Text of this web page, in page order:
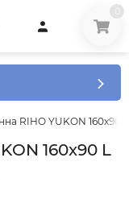
RIHO YUKON 160x90
160x90 L